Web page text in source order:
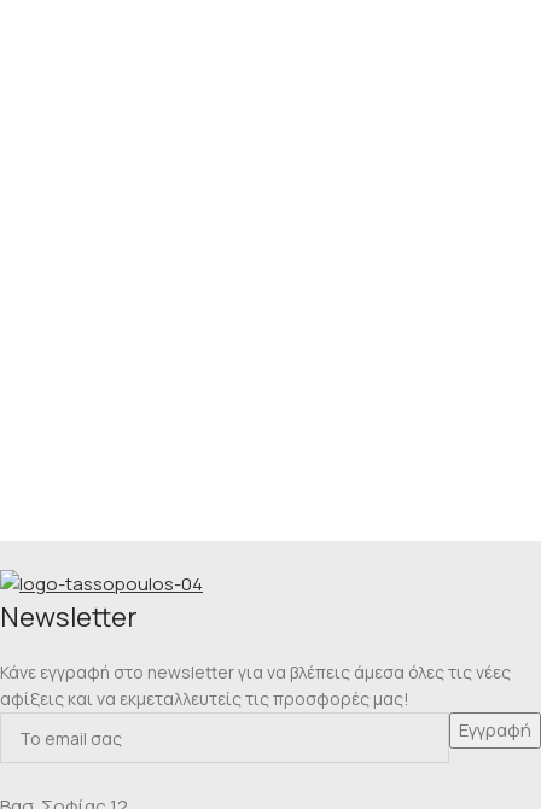
Νewsletter
Κάνε εγγραφή στο newsletter για να βλέπεις άμεσα όλες τις νέες
αφίξεις και να εκμεταλλευτείς τις προσφορές μας!